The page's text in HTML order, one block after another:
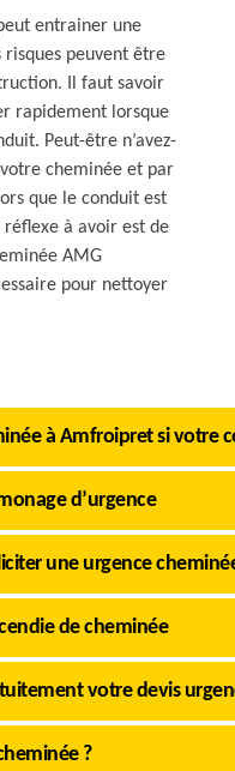
entrainer une
peuvent être
Il faut savoir
rapidement lorsque
Peut-être n’avez-
cheminée et par
que le conduit est
à avoir est de
AMG
pour nettoyer
à Amfroipret si votre
d’urgence
une urgence
de cheminée
votre devis
?